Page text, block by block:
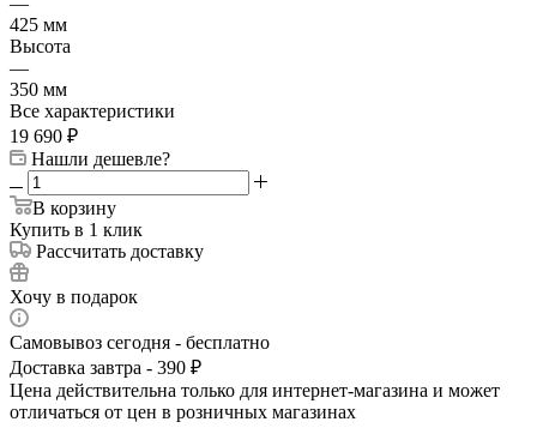
425 мм
Высота
—
350 мм
Все характеристики
19 690 ₽
Нашли дешевле?
В корзину
Купить в 1 клик
Рассчитать доставку
Хочу в подарок
Самовывоз сегодня - бесплатно
Доставка завтра - 390 ₽
Цена действительна только для интернет-магазина и может
отличаться от цен в розничных магазинах